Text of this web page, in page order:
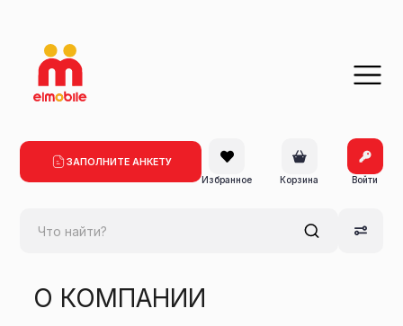
ЗАПОЛНИТЕ АНКЕТУ
Избранное Корзина Войти
O КОМПАНИИ